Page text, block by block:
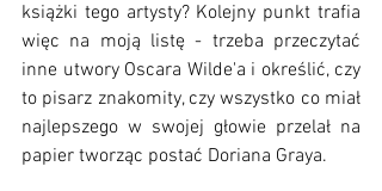
książki tego artysty? Kolejny punkt trafia
więc na moją listę - trzeba przeczytać
inne utwory Oscara Wilde'a i określić, czy
to pisarz znakomity, czy wszystko co miał
najlepszego w swojej głowie przelał na
papier tworząc postać Doriana Graya.